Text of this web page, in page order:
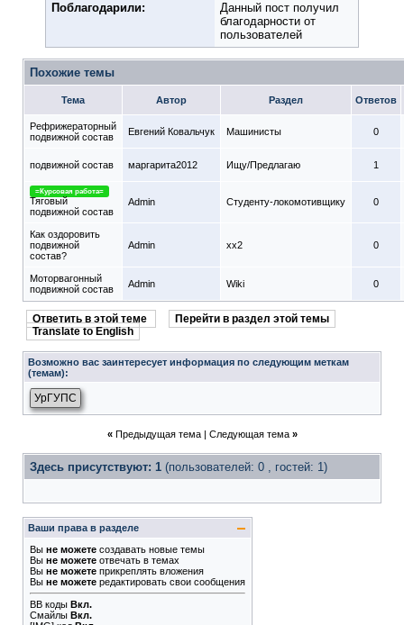
Поблагодарили:
Данный пост получил
благодарности от
пользователей
Похожие темы
Тема Автор Раздел Ответов
Рефрижераторный
подвижной состав
Евгений Ковальчук Машинисты 0
подвижной состав маргарита2012 Ищу/Предлагаю 1
=Курсовая работа=
Тяговый
подвижной состав
Admin Студенту-локомотивщику 0
Как оздоровить
подвижной
состав?
Admin xx2 0
Моторвагонный
подвижной состав
Admin Wiki 0
Ответить в этой теме
Перейти в раздел этой темы
Translate to English
Возможно вас заинтересует информация по следующим меткам
(темам):
УрГУПС
« Предыдущая тема| Следующая тема »
Здесь присутствуют: 1 (пользователей: 0 , гостей: 1)
Ваши права в разделе
Вы не можете создавать новые темы
Вы не можете отвечать в темах
Вы не можете прикреплять вложения
Вы не можете редактировать свои сообщения
BB коды Вкл.
Смайлы Вкл.